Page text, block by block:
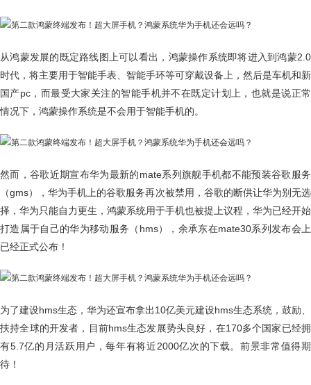
从鸿蒙发展的既定路线图上可以看出，鸿蒙操作系统即将进入到鸿蒙2.0
时代，将主要用于智能手表、智能手环等可穿戴设备上，然后是车机和新
国产pc，而最受大家关注的智能手机并不在既定计划上，也就是说正常
情况下，鸿蒙操作系统是不会用于智能手机的。
然而，谷歌近期宣布华为最新的mate系列旗舰手机都不能预装谷歌服务
（gms），华为手机上的谷歌服务再次被禁用，谷歌的断供让华为别无选
择，华为只能自力更生，鸿蒙系统用于手机也被提上议程，华为已经开始
打造属于自己的华为移动服务（hms），余承东在mate30系列发布会上
已经正式公布！
为了建设hms生态，华为还宣布拿出10亿美元建设hms生态系统，鼓励、
扶持全球的开发者，目前hms生态发展势头良好，在170多个国家已经拥
有5.7亿的月活跃用户，每年有将近2000亿次的下载。前景非常值得期
待！